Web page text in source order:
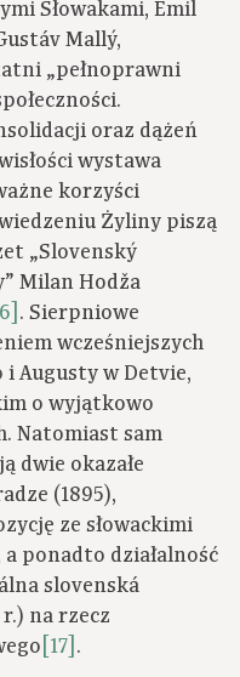
Słowakami, Emil
Mallý,
„pełnoprawni
oraz dążeń
wystawa
korzyści
Żyliny piszą
„Slovenský
Milan Hodža
. Sierpniowe
wcześniejszych
Augusty w Detvie,
o wyjątkowo
Natomiast sam
dwie okazałe
(1895),
ze słowackimi
ponadto działalność
slovenská
na rzecz
[17] .